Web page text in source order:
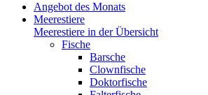
Angebot des Monats
Meerestiere
Meerestiere in der Übersicht
Fische
Barsche
Clownfische
Doktorfische